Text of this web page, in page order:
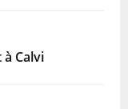
à Calvi